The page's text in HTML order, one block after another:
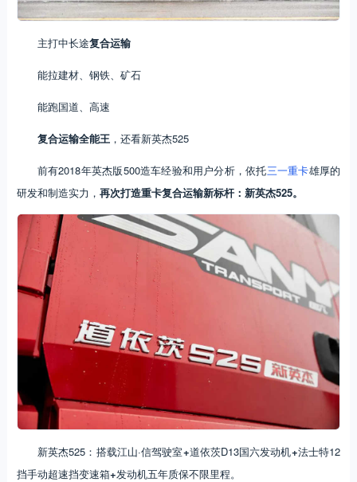
主打中长途复合运输
能拉建材、钢铁、矿石
能跑国道、高速
复合运输全能王，还看新英杰525
前有2018年英杰版500造车经验和用户分析，依托三一重卡雄厚的
研发和制造实力， 再次打造重卡复合运输新标杆：新英杰525。
新英杰525：搭载江山·信驾驶室+道依茨D13国六发动机+法士特12
挡手动超速挡变速箱+发动机五年质保不限里程。